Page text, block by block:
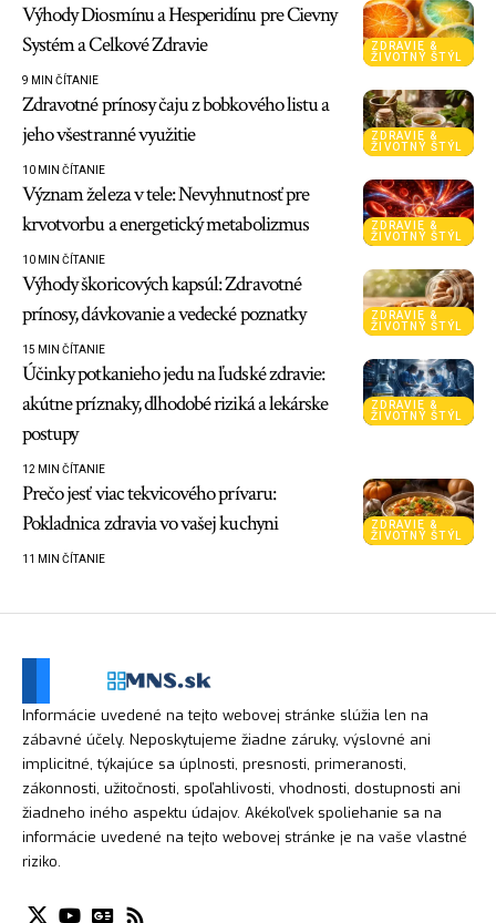
ZDRAVIE &
ŽIVOTNÝ ŠTÝL
Výhody Diosmínu a Hesperidínu pre Cievny
Systém a Celkové Zdravie
9 MIN ČÍTANIE
ZDRAVIE &
ŽIVOTNÝ ŠTÝL
Zdravotné prínosy čaju z bobkového listu a
jeho všestranné využitie
10 MIN ČÍTANIE
ZDRAVIE &
ŽIVOTNÝ ŠTÝL
Význam železa v tele: Nevyhnutnosť pre
krvotvorbu a energetický metabolizmus
10 MIN ČÍTANIE
ZDRAVIE &
ŽIVOTNÝ ŠTÝL
Výhody škoricových kapsúl: Zdravotné
prínosy, dávkovanie a vedecké poznatky
15 MIN ČÍTANIE
ZDRAVIE &
ŽIVOTNÝ ŠTÝL
Účinky potkanieho jedu na ľudské zdravie:
akútne príznaky, dlhodobé riziká a lekárske
postupy
12 MIN ČÍTANIE
ZDRAVIE &
ŽIVOTNÝ ŠTÝL
Prečo jesť viac tekvicového prívaru:
Pokladnica zdravia vo vašej kuchyni
11 MIN ČÍTANIE
Informácie uvedené na tejto webovej stránke slúžia len na
zábavné účely. Neposkytujeme žiadne záruky, výslovné ani
implicitné, týkajúce sa úplnosti, presnosti, primeranosti,
zákonnosti, užitočnosti, spoľahlivosti, vhodnosti, dostupnosti ani
žiadneho iného aspektu údajov. Akékoľvek spoliehanie sa na
informácie uvedené na tejto webovej stránke je na vaše vlastné
riziko.